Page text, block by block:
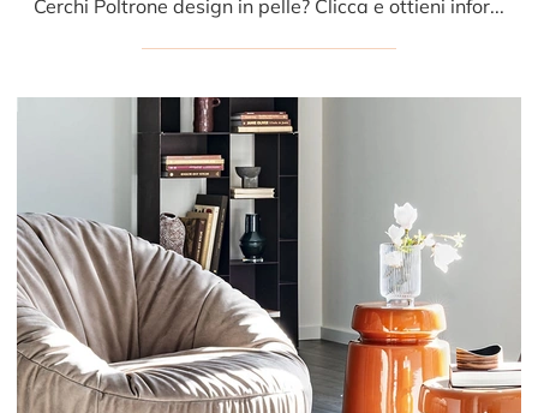
Cerchi Poltrone design in pelle? Clicca e ottieni informazioni sul modello Ruby Lounge di Cattelan Italia.